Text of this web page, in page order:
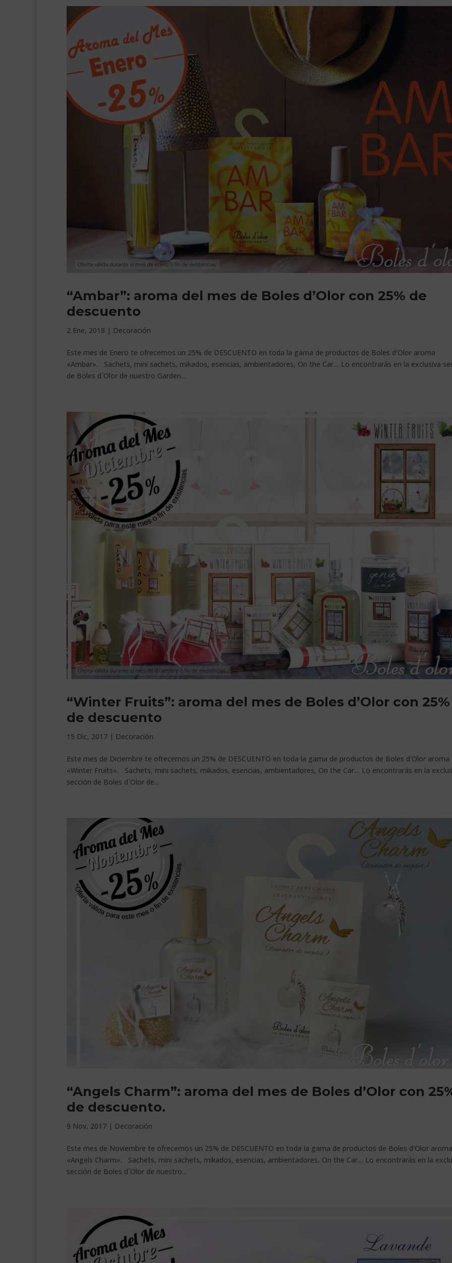
“Ambar”: aroma del mes de Boles d’Olor con 25% de
descuento
2 Ene, 2018 | Decoración
Este mes de Enero te ofrecemos un 25% de DESCUENTO en toda la gama de productos de Boles d’Olor aroma
«Ambar». Sachets, mini sachets, mikados, esencias, ambientadores, On the Car… Lo encontrarás en la exclusiva
de Boles d´Olor de nuestro Garden...
“Winter Fruits”: aroma del mes de Boles d’Olor con 25%
de descuento
15 Dic, 2017 | Decoración
Este mes de Diciembre te ofrecemos un 25% de DESCUENTO en toda la gama de productos de Boles d’Olor aroma
«Winter Fruits». Sachets, mini sachets, mikados, esencias, ambientadores, On the Car… Lo encontrarás en la
sección de Boles d´Olor de...
“Angels Charm”: aroma del mes de Boles d’Olor con
de descuento.
9 Nov, 2017 | Decoración
Este mes de Noviembre te ofrecemos un 25% de DESCUENTO en toda la gama de productos de Boles d’Olor aroma
«Angels Charm». Sachets, mini sachets, mikados, esencias, ambientadores, On the Car… Lo encontrarás en la
sección de Boles d´Olor de nuestro...